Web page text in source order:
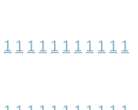
1 1 1 1 1 1 1 1 1 1 1